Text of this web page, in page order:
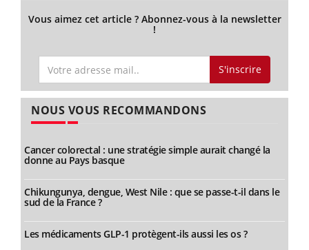
Vous aimez cet article ? Abonnez-vous à la newsletter
!
S'inscrire
NOUS VOUS RECOMMANDONS
Cancer colorectal : une stratégie simple aurait changé la
donne au Pays basque
Chikungunya, dengue, West Nile : que se passe-t-il dans le
sud de la France ?
Les médicaments GLP-1 protègent-ils aussi les os ?